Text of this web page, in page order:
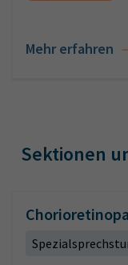
Mehr erfahren
Sektionen